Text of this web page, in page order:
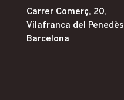
Carrer Comerç, 20,
Vilafranca del Penedès
Barcelona